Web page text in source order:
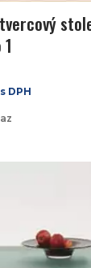
s DPH